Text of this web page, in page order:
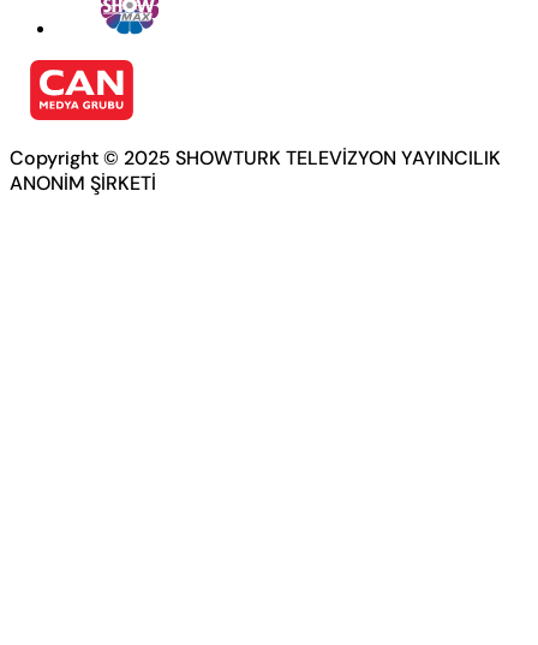
Copyright © 2025 SHOWTURK TELEVİZYON YAYINCILIK
ANONİM ŞİRKETİ